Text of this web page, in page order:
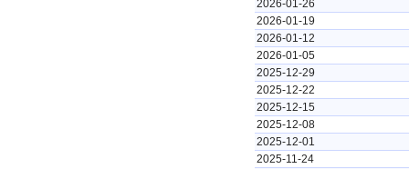
2026-01-26
2026-01-19
2026-01-12
2026-01-05
2025-12-29
2025-12-22
2025-12-15
2025-12-08
2025-12-01
2025-11-24